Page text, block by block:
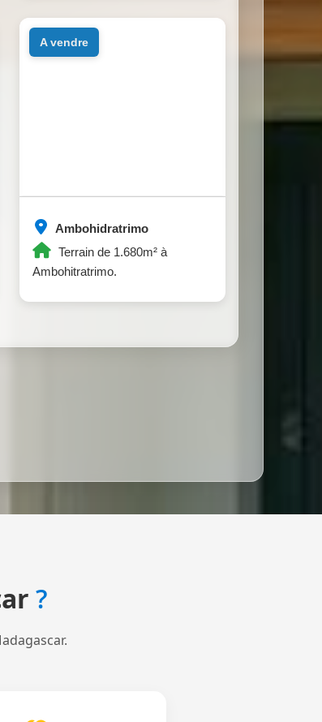
Ambohidratrimo
Terrain de 1.680m² à
Ambohitratrimo.
a vendre
?